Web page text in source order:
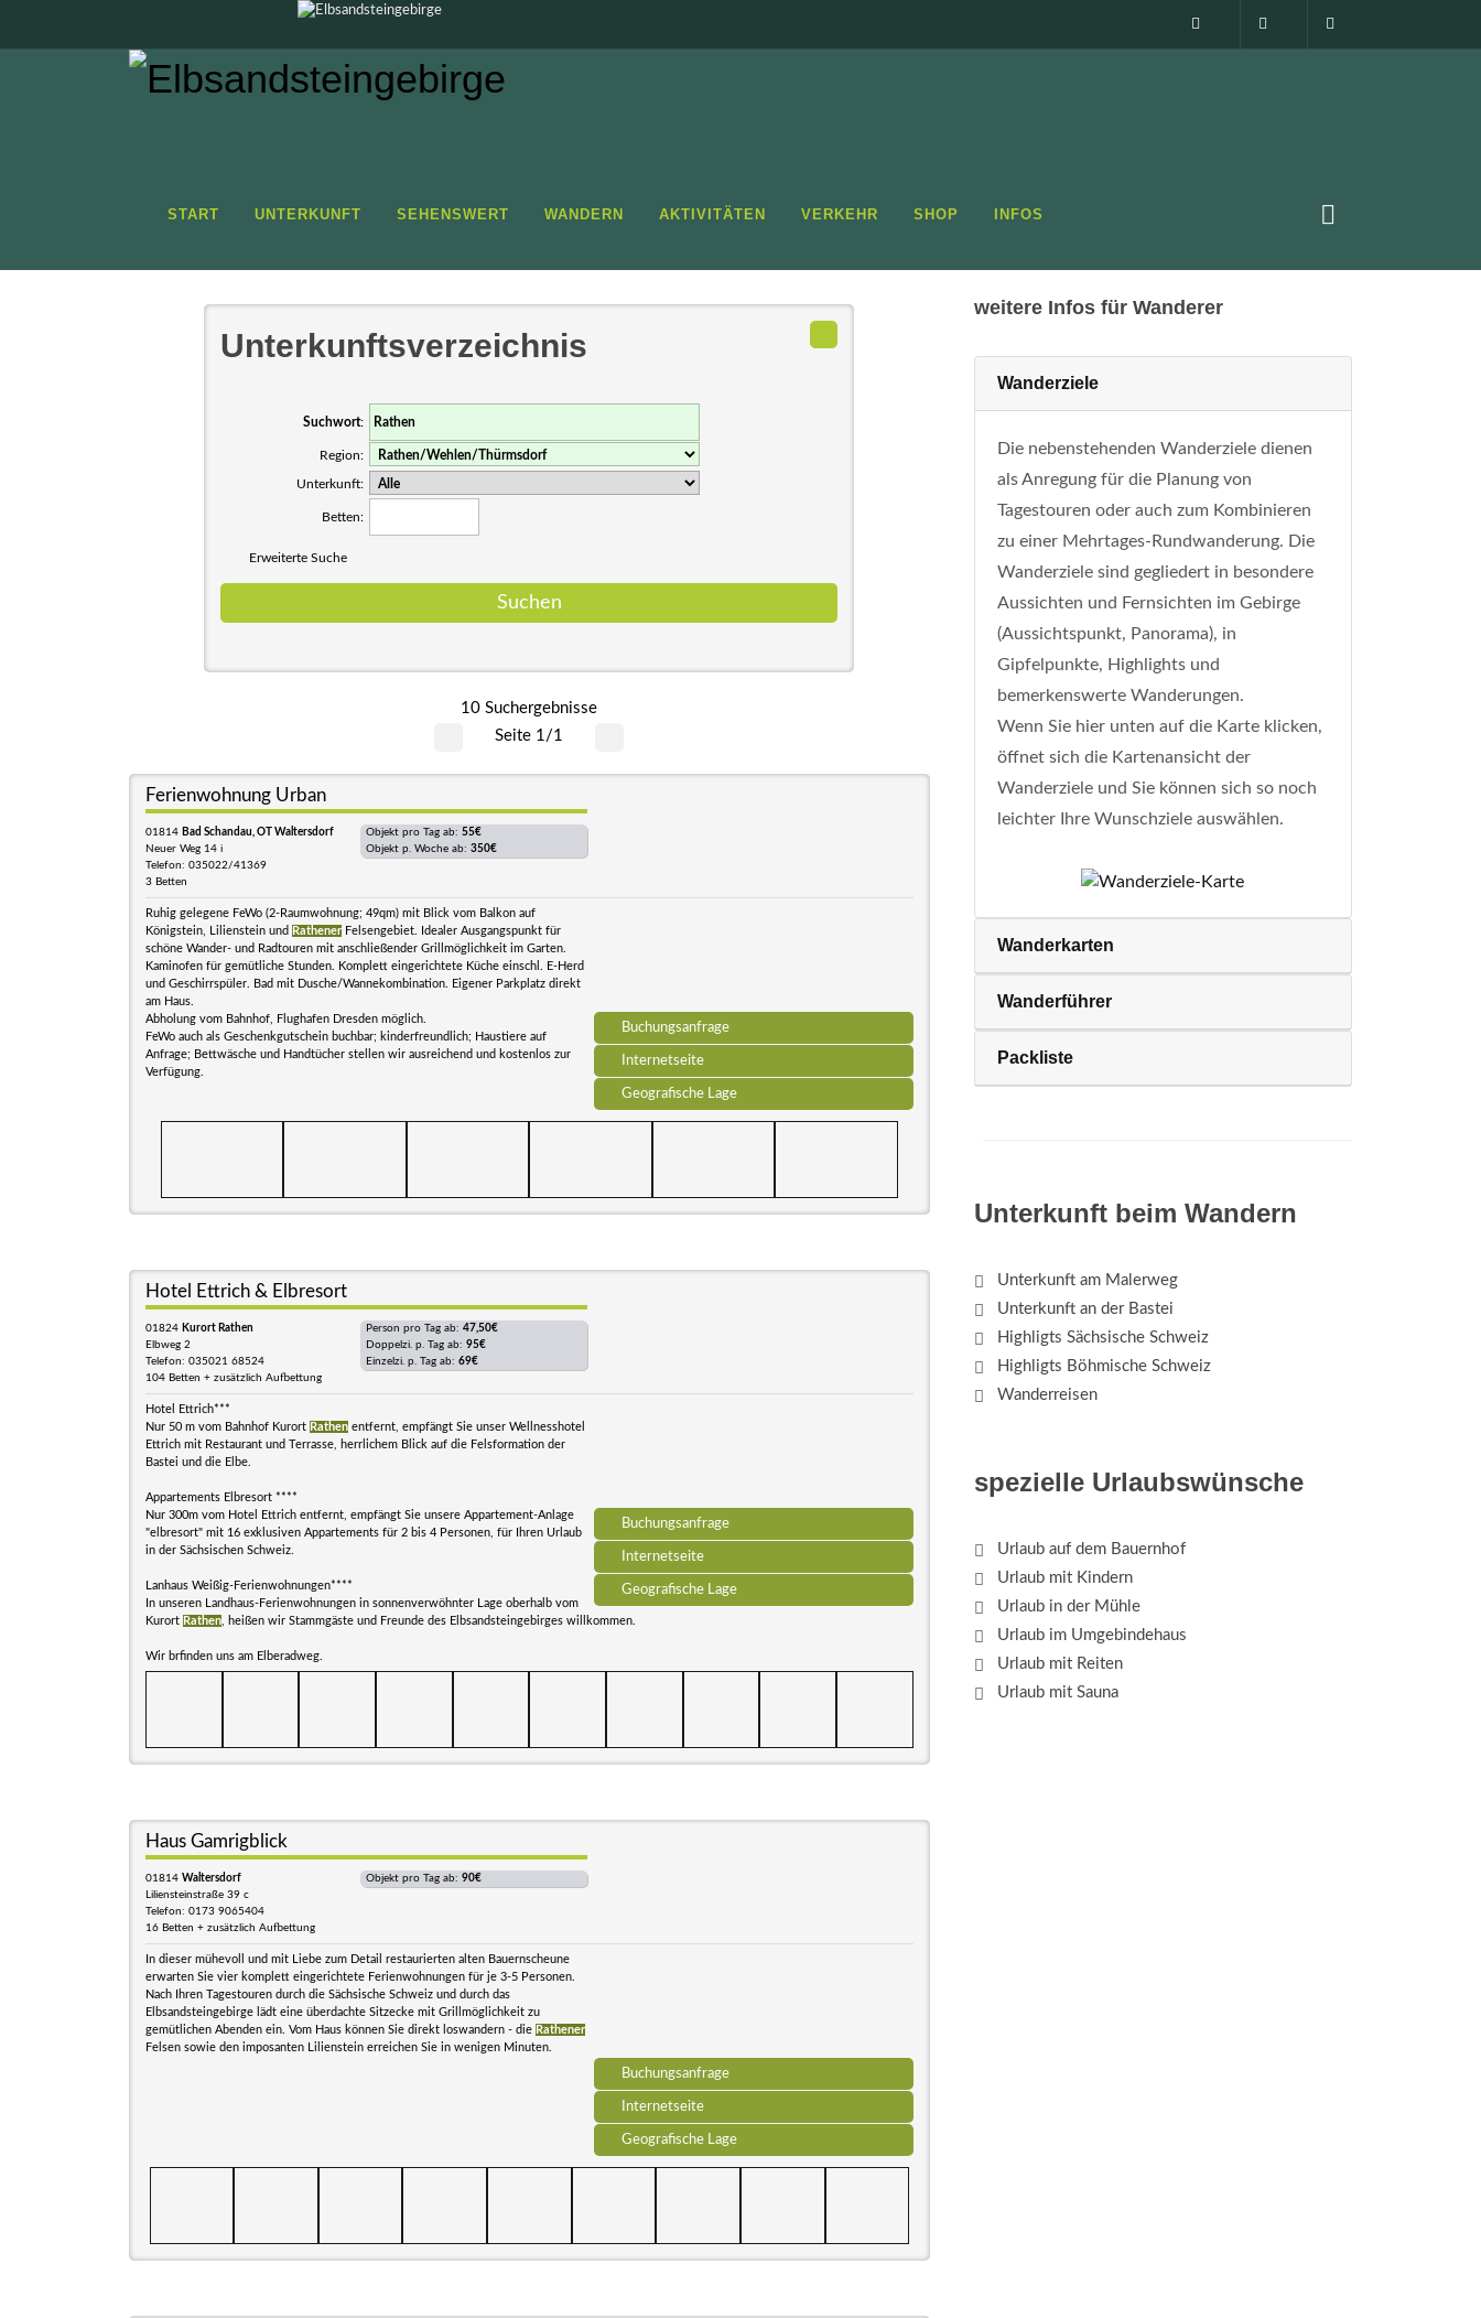
Impressum0160 99873408
START UNTERKUNFT SEHENSWERT WANDERN AKTIVITÄTEN VERKEHR SHOP INFOS
Start Unterkunft Datenbank
Unterkunftsverzeichnis
Suchwort:
Region:
Unterkunft:
Betten:
Erweiterte Suche
10 Suchergebnisse
Seite 1/1
Buchungsanfrage
Internetseite
Geografische Lage
Ferienwohnung Urban
01814 Bad Schandau, OT Waltersdorf
Neuer Weg 14 i
Telefon: 035022/41369
3 Betten
Objekt pro Tag ab: 55€
Objekt p. Woche ab: 350€
Ruhig gelegene FeWo (2-Raumwohnung; 49qm) mit Blick vom Balkon auf
Königstein, Lilienstein und Rathener Felsengebiet. Idealer Ausgangspunkt für
schöne Wander- und Radtouren mit anschließender Grillmöglichkeit im Garten.
Kaminofen für gemütliche Stunden. Komplett eingerichtete Küche einschl. E-Herd
und Geschirrspüler. Bad mit Dusche/Wannekombination. Eigener Parkplatz direkt
am Haus.
Abholung vom Bahnhof, Flughafen Dresden möglich.
FeWo auch als Geschenkgutschein buchbar; kinderfreundlich; Haustiere auf
Anfrage; Bettwäsche und Handtücher stellen wir ausreichend und kostenlos zur
Verfügung.
Buchungsanfrage
Internetseite
Geografische Lage
Hotel Ettrich & Elbresort
01824 Kurort Rathen
Elbweg 2
Telefon: 035021 68524
104 Betten + zusätzlich Aufbettung
Person pro Tag ab: 47,50€
Doppelzi. p. Tag ab: 95€
Einzelzi. p. Tag ab: 69€
Hotel Ettrich***
Nur 50 m vom Bahnhof Kurort Rathen entfernt, empfängt Sie unser Wellnesshotel
Ettrich mit Restaurant und Terrasse, herrlichem Blick auf die Felsformation der
Bastei und die Elbe.
Appartements Elbresort ****
Nur 300m vom Hotel Ettrich entfernt, empfängt Sie unsere Appartement-Anlage
"elbresort" mit 16 exklusiven Appartements für 2 bis 4 Personen, für Ihren Urlaub
in der Sächsischen Schweiz.
Lanhaus Weißig-Ferienwohnungen****
In unseren Landhaus-Ferienwohnungen in sonnenverwöhnter Lage oberhalb vom
Kurort Rathen , heißen wir Stammgäste und Freunde des Elbsandsteingebirges willkommen.
Wir brfinden uns am Elberadweg.
Buchungsanfrage
Internetseite
Geografische Lage
Haus Gamrigblick
01814 Waltersdorf
Liliensteinstraße 39 c
Telefon: 0173 9065404
16 Betten + zusätzlich Aufbettung
Objekt pro Tag ab: 90€
In dieser mühevoll und mit Liebe zum Detail restaurierten alten Bauernscheune
erwarten Sie vier komplett eingerichtete Ferienwohnungen für je 3-5 Personen.
Nach Ihren Tagestouren durch die Sächsische Schweiz und durch das
Elbsandsteingebirge lädt eine überdachte Sitzecke mit Grillmöglichkeit zu
gemütlichen Abenden ein. Vom Haus können Sie direkt loswandern - die Rathener
Felsen sowie den imposanten Lilienstein erreichen Sie in wenigen Minuten.
weitere Infos für Wanderer
Wanderziele
Die nebenstehenden Wanderziele dienen
als Anregung für die Planung von
Tagestouren oder auch zum Kombinieren
zu einer Mehrtages-Rundwanderung. Die
Wanderziele sind gegliedert in besondere
Aussichten und Fernsichten im Gebirge
(Aussichtspunkt, Panorama), in
Gipfelpunkte, Highlights und
bemerkenswerte Wanderungen.
Wenn Sie hier unten auf die Karte klicken,
öffnet sich die Kartenansicht der
Wanderziele und Sie können sich so noch
leichter Ihre Wunschziele auswählen.
Wanderkarten
Wanderführer
Packliste
Unterkunft beim Wandern
Unterkunft am Malerweg
Unterkunft an der Bastei
Highligts Sächsische Schweiz
Highligts Böhmische Schweiz
Wanderreisen
spezielle Urlaubswünsche
Urlaub auf dem Bauernhof
Urlaub mit Kindern
Urlaub in der Mühle
Urlaub im Umgebindehaus
Urlaub mit Reiten
Urlaub mit Sauna